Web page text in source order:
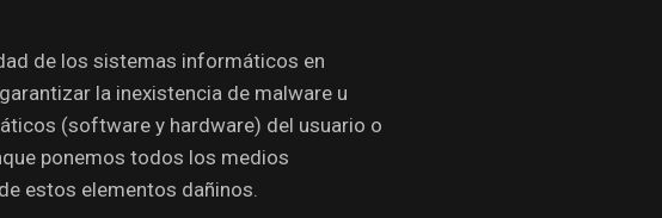
de los sistemas informáticos en
la inexistencia de malware u
(software y hardware) del usuario o
ponemos todos los medios
estos elementos dañinos.